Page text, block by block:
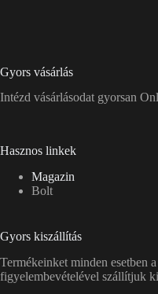
Gyors vásárlás
Intézd vásárlásodat gyorsan
Hasznos linkek
Magazin
Bolt
Gyors kiszállítás
Termékeinket minden esetben
figyelembevételével szállítjuk